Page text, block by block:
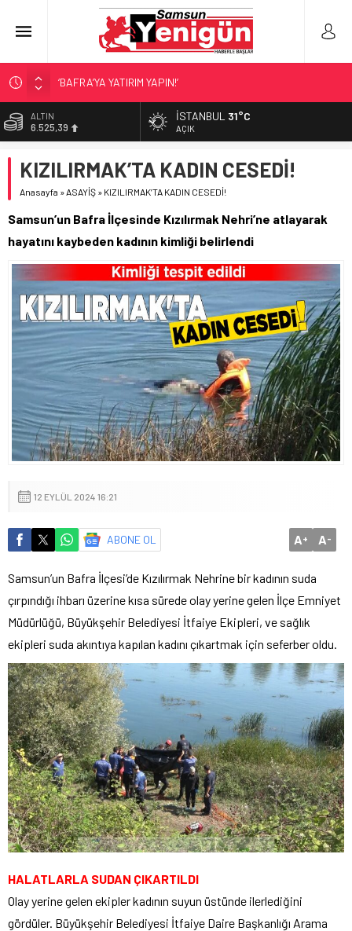
‘BAFRA’YA YATIRIM YAPIN!’
İŞTE FINDIK FİYATI!
SAMSUNSPOR’DA TRANSFER!
SAMSUNSPOR’DA HEDEF 5’İNCİLİK!
ALTIN
6.525,39
13.788,73
DOLAR
55,0690
İSTANBUL 31°C
AÇIK
KIZILIRMAK’TA KADIN CESEDİ!
Anasayfa »ASAYİŞ » KIZILIRMAK’TA KADIN CESEDİ!
Samsun’un Bafra İlçesinde Kızılırmak Nehri’ne atlayarak
hayatını kaybeden kadının kimliği belirlendi
12 EYLÜL 2024 16:21
ABONE OL A+ A-
Samsun’un Bafra İlçesi’de Kızılırmak Nehrine bir kadının suda
çırpındığı ihbarı üzerine kısa sürede olay yerine gelen İlçe Emniyet
Müdürlüğü, Büyükşehir Belediyesi İtfaiye Ekipleri, ve sağlık
ekipleri suda akıntıya kapılan kadını çıkartmak için seferber oldu.
HALATLARLA SUDAN ÇIKARTILDI
Olay yerine gelen ekipler kadının suyun üstünde ilerlediğini
gördüler. Büyükşehir Belediyesi İtfaiye Daire Başkanlığı Arama